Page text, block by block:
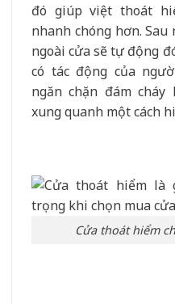
đó giúp việt thoát
nhanh chóng hơn.
ngoài cửa sẽ tự động
có tác động của
ngăn chặn đám
xung quanh một cách
Cửa thoát hiểm